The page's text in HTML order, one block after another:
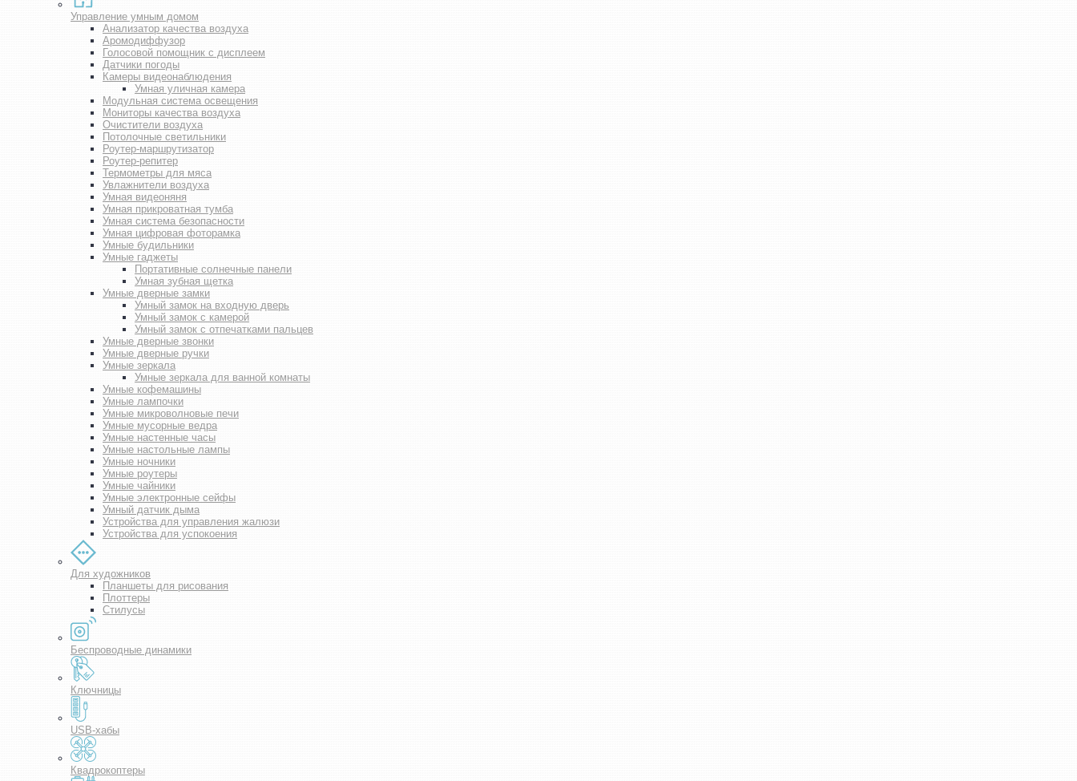
Управление умным домом
Анализатор качества воздуха
Аромодиффузор
Голосовой помощник с дисплеем
Датчики погоды
Камеры видеонаблюдения
Умная уличная камера
Модульная система освещения
Мониторы качества воздуха
Очистители воздуха
Потолочные светильники
Роутер-маршрутизатор
Роутер-репитер
Термометры для мяса
Увлажнители воздуха
Умная видеоняня
Умная прикроватная тумба
Умная система безопасности
Умная цифровая фоторамка
Умные будильники
Умные гаджеты
Портативные солнечные панели
Умная зубная щетка
Умные дверные замки
Умный замок на входную дверь
Умный замок с камерой
Умный замок с отпечатками пальцев
Умные дверные звонки
Умные дверные ручки
Умные зеркала
Умные зеркала для ванной комнаты
Умные кофемашины
Умные лампочки
Умные микроволновые печи
Умные мусорные ведра
Умные настенные часы
Умные настольные лампы
Умные ночники
Умные роутеры
Умные чайники
Умные электронные сейфы
Умный датчик дыма
Устройства для управления жалюзи
Устройства для успокоения
Для художников
Планшеты для рисования
Плоттеры
Стилусы
Беспроводные динамики
Ключницы
USB-хабы
Квадрокоптеры